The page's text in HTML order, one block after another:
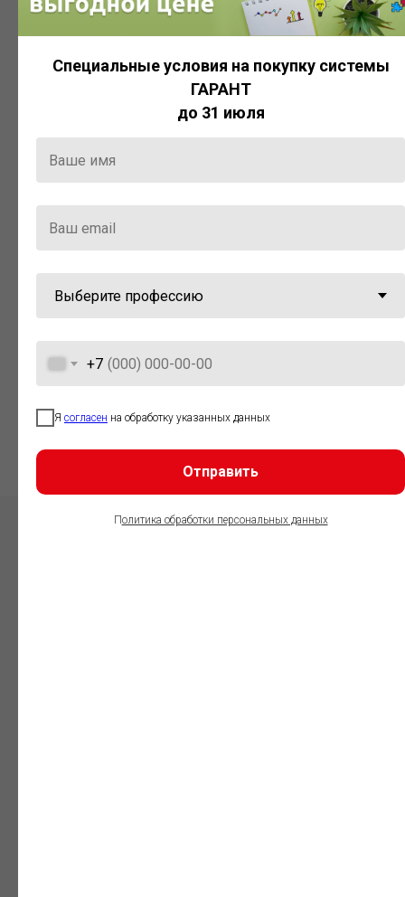
Компания «Гарант» стала
победителем премии «Время
Система
ГАРАНТ
Актуальная правовая информация
и инструменты для максимально
эффективной работы с ней.
Специальные условия на покупку системы
ГАРАНТ
до 31 июля
+7
Я согласен на обработку указанных данных
Отправить
Политика обработки персональных данных